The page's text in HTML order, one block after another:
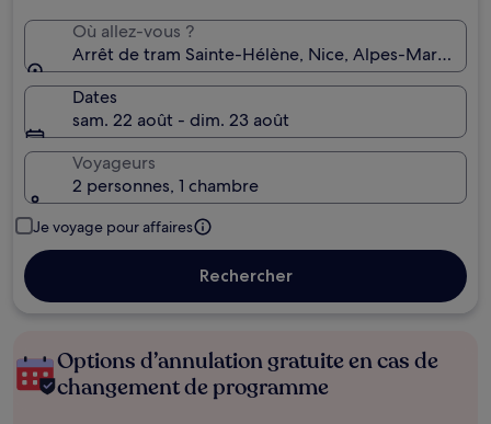
Où allez-vous ?
Arrêt de tram Sainte-Hélène, Nice, Alpes-Maritimes,
Dates
sam. 22 août - dim. 23 août
Voyageurs
2 personnes, 1 chambre
Je voyage pour affaires
Rechercher
Options d’annulation gratuite en cas de
changement de programme